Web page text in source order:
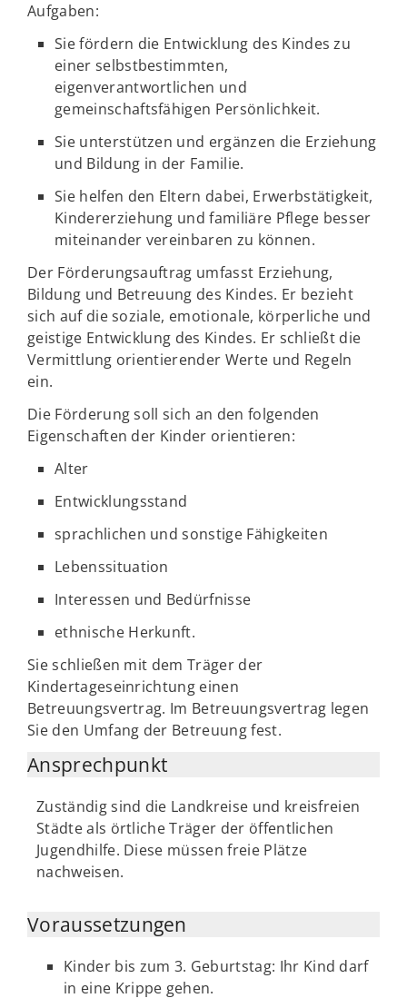
Aufgaben:
Sie fördern die Entwicklung des Kindes zu
einer selbstbestimmten,
eigenverantwortlichen und
gemeinschaftsfähigen Persönlichkeit.
Sie unterstützen und ergänzen die Erziehung
und Bildung in der Familie.
Sie helfen den Eltern dabei, Erwerbstätigkeit,
Kindererziehung und familiäre Pflege besser
miteinander vereinbaren zu können.
Der Förderungsauftrag umfasst Erziehung,
Bildung und Betreuung des Kindes. Er bezieht
sich auf die soziale, emotionale, körperliche und
geistige Entwicklung des Kindes. Er schließt die
Vermittlung orientierender Werte und Regeln
ein.
Die Förderung soll sich an den folgenden
Eigenschaften der Kinder orientieren:
Alter
Entwicklungsstand
sprachlichen und sonstige Fähigkeiten
Lebenssituation
Interessen und Bedürfnisse
ethnische Herkunft.
Sie schließen mit dem Träger der
Kindertageseinrichtung einen
Betreuungsvertrag. Im Betreuungsvertrag legen
Sie den Umfang der Betreuung fest.
Ansprechpunkt
Zuständig sind die Landkreise und kreisfreien
Städte als örtliche Träger der öffentlichen
Jugendhilfe. Diese müssen freie Plätze
nachweisen.
Voraussetzungen
Kinder bis zum 3. Geburtstag: Ihr Kind darf
in eine Krippe gehen.